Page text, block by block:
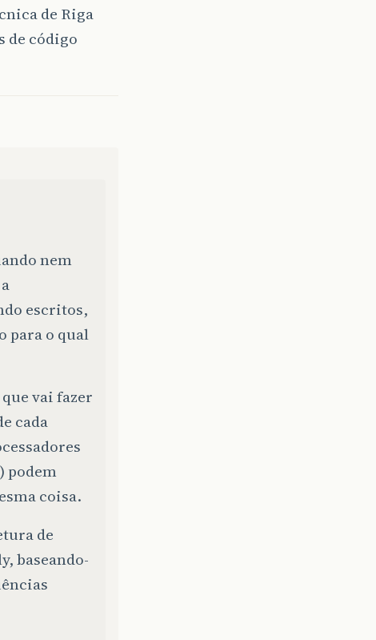
de Riga
de código
nem
escritos,
para o qual
vai fazer
cada
podem
coisa.
de
baseando-